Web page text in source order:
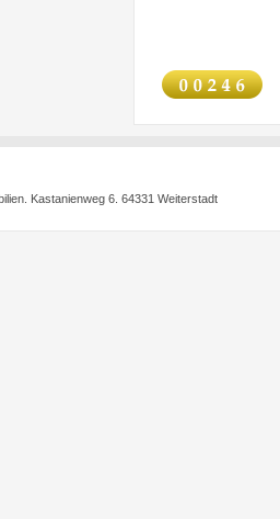
Kastanienweg 6. 64331 Weiterstadt